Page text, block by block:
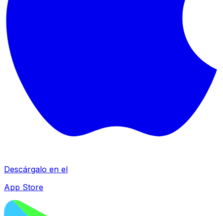
Descárgalo en el
App Store